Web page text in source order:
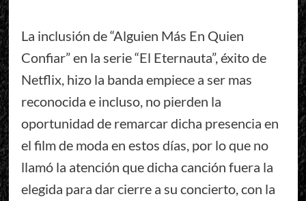
La inclusión de “Alguien Más En Quien
Confiar” en la serie “El Eternauta”, éxito de
Netflix, hizo la banda empiece a ser mas
reconocida e incluso, no pierden la
oportunidad de remarcar dicha presencia en
el film de moda en estos días, por lo que no
llamó la atención que dicha canción fuera la
elegida para dar cierre a su concierto, con la